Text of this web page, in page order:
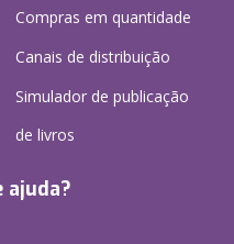
Compras em quantidade
Canais de distribuição
Simulador de publicação
de livros
ajuda?